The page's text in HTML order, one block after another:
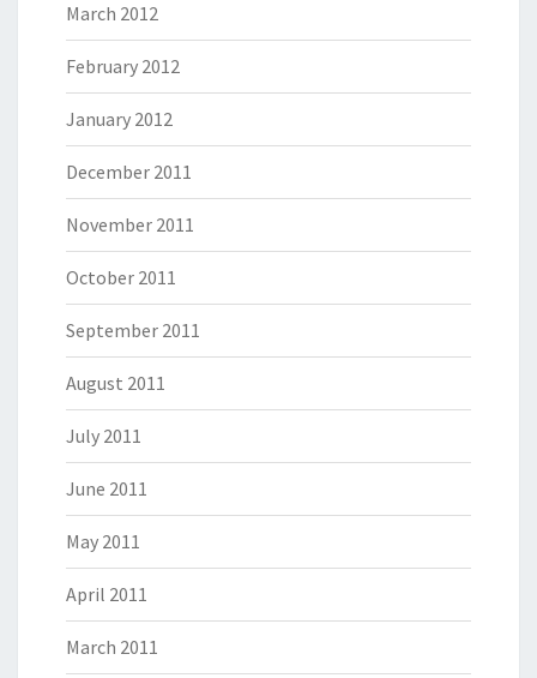
March 2012
February 2012
January 2012
December 2011
November 2011
October 2011
September 2011
August 2011
July 2011
June 2011
May 2011
April 2011
March 2011